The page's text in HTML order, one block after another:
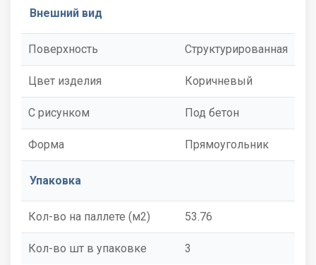
Внешний вид
Поверхность Структурированная
Цвет изделия Коричневый
С рисунком Под бетон
Форма Прямоугольник
Упаковка
Кол-во на паллете (м2) 53.76
Кол-во шт в упаковке 3